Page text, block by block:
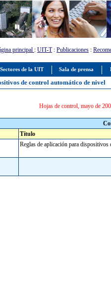
Sectores de la UIT Sala de prensa
principal : UIT-T: Publicaciones :
de control automático de nivel
Hojas de control, mayo de
Título
Reglas de aplicación para